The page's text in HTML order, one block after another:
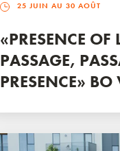
25 JUIN AU 30 AOÛT
«PRESENCE
PASSAGE,
PRESENCE»